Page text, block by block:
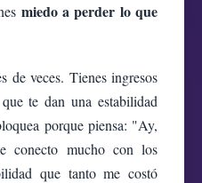
miedo a perder lo que
de veces. Tienes ingresos
te dan una estabilidad
porque piensa: "Ay,
conecto mucho con los
que tanto me costó